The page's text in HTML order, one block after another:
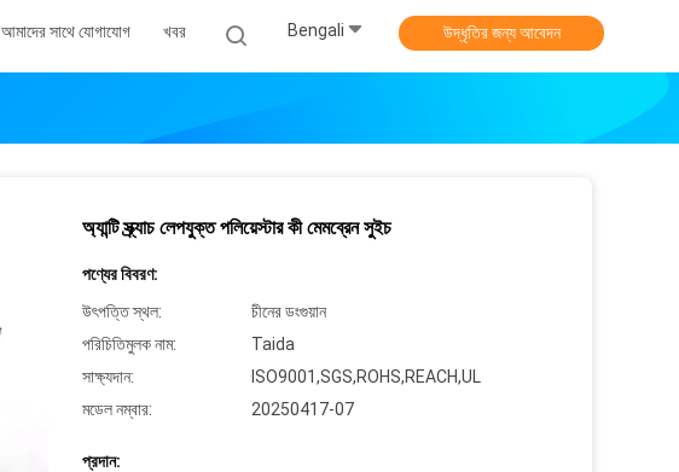
আমাদের সাথে যোগাযোগ খবর Bengali উদ্ধৃতির জন্য আবেদন
অ্যান্টি স্ক্র্যাচ লেপযুক্ত পলিয়েস্টার কী মেমব্রেন সুইচ
পণ্যের বিবরণ:
উৎপত্তি স্থল:
চীনের ডংগুয়ান
পরিচিতিমুলক নাম:
Taida
সাক্ষ্যদান:
ISO9001,SGS,ROHS,REACH,UL
মডেল নম্বার:
20250417-07
প্রদান: